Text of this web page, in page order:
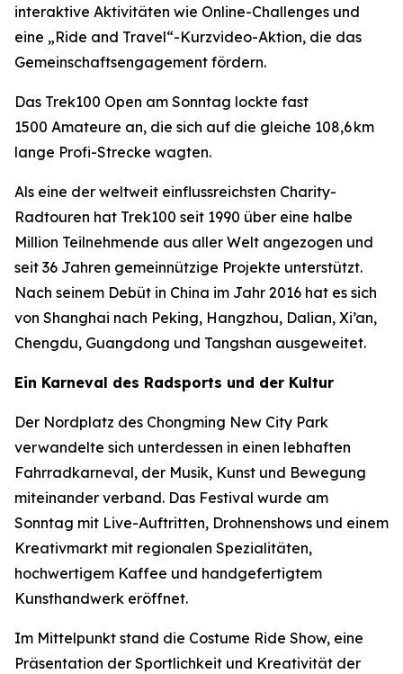
interaktive Aktivitäten wie Online-Challenges und
eine „Ride and Travel“-Kurzvideo-Aktion, die das
Gemeinschaftsengagement fördern.
Das Trek100 Open am Sonntag lockte fast
1500 Amateure an, die sich auf die gleiche 108,6 km
lange Profi-Strecke wagten.
Als eine der weltweit einflussreichsten Charity-
Radtouren hat Trek100 seit 1990 über eine halbe
Million Teilnehmende aus aller Welt angezogen und
seit 36 Jahren gemeinnützige Projekte unterstützt.
Nach seinem Debüt in China im Jahr 2016 hat es sich
von Shanghai nach Peking, Hangzhou, Dalian, Xi’an,
Chengdu, Guangdong und Tangshan ausgeweitet.
Ein Karneval des Radsports und der Kultur
Der Nordplatz des Chongming New City Park
verwandelte sich unterdessen in einen lebhaften
Fahrradkarneval, der Musik, Kunst und Bewegung
miteinander verband. Das Festival wurde am
Sonntag mit Live-Auftritten, Drohnenshows und einem
Kreativmarkt mit regionalen Spezialitäten,
hochwertigem Kaffee und handgefertigtem
Kunsthandwerk eröffnet.
Im Mittelpunkt stand die Costume Ride Show, eine
Präsentation der Sportlichkeit und Kreativität der